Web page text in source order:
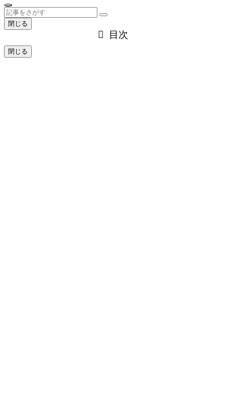
閉じる
目次
閉じる